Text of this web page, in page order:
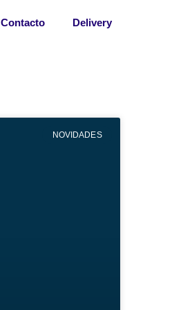
Contacto Delivery
NOVIDADES